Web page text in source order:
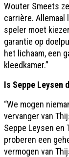
Wouter Smeets
carrière. Allemaal
speler moet
garantie op
het lichaam, een
kleedkamer.”
Is Seppe Leysen
“We mogen
vervanger van
Seppe Leysen en
proberen een
vermogen van